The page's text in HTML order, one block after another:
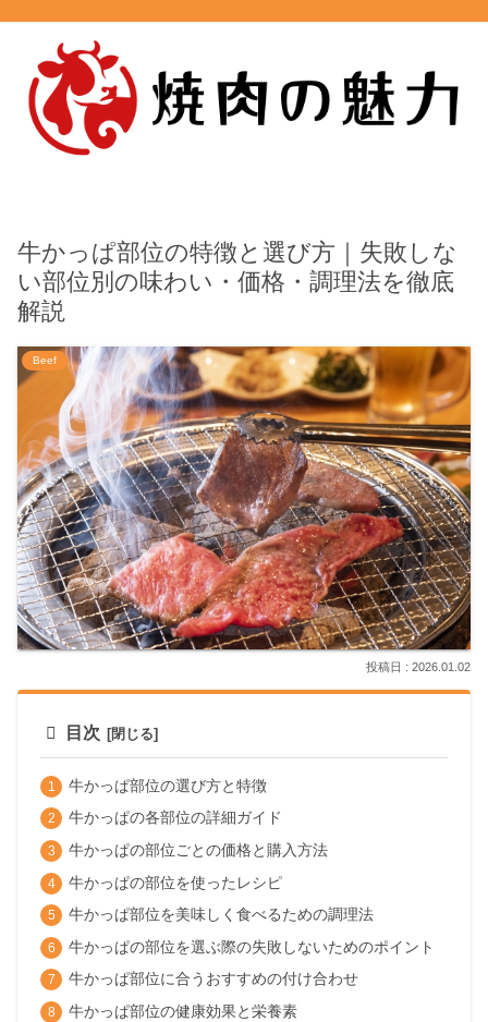
牛かっぱ部位の特徴と選び方｜失敗しな
い部位別の味わい・価格・調理法を徹底
解説
Beef
2026.01.02
目次
牛かっぱ部位の選び方と特徴
牛かっぱの各部位の詳細ガイド
牛かっぱの部位ごとの価格と購入方法
牛かっぱの部位を使ったレシピ
牛かっぱ部位を美味しく食べるための調理法
牛かっぱの部位を選ぶ際の失敗しないためのポイント
牛かっぱ部位に合うおすすめの付け合わせ
牛かっぱ部位の健康効果と栄養素